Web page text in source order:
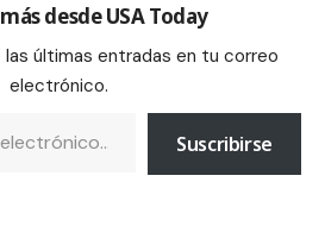
desde USA Today
últimas entradas en tu correo
electrónico.
Suscribirse